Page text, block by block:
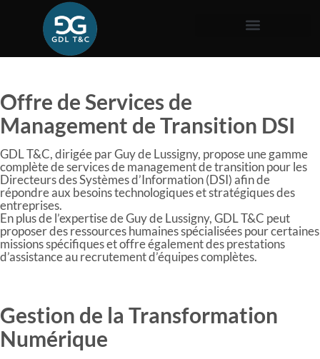
Offre de Services de
Management de Transition DSI
GDL T&C, dirigée par Guy de Lussigny, propose une gamme
complète de services de management de transition pour les
Directeurs des Systèmes d’Information (DSI) afin de
répondre aux besoins technologiques et stratégiques des
entreprises.
En plus de l’expertise de Guy de Lussigny, GDL T&C peut
proposer des ressources humaines spécialisées pour certaines
missions spécifiques et offre également des prestations
d’assistance au recrutement d’équipes complètes.
Gestion de la Transformation
Numérique